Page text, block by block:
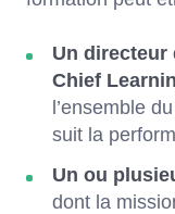
Un directeur
Chief
l’ensemble
suit la
Un ou
dont la